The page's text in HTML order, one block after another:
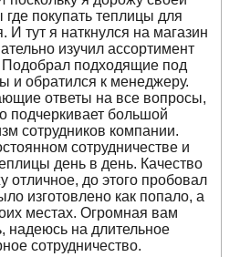
покупать теплицы для
И тут я наткнулся на магазин
изучил ассортимент
Подобрал подходящие под
и обратился к менеджеру.
ответы на все вопросы,
подчеркивает большой
сотрудников компании.
сотрудничестве и
день в день. Качество
отличное, до этого пробовал
изготовлено как попало, а
местах. Огромная вам
надеюсь на длительное
сотрудничество.